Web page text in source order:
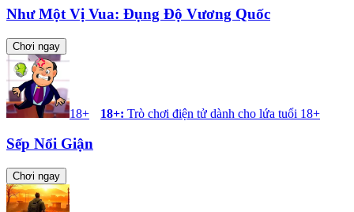
Như Một Vị Vua: Đụng Độ Vương Quốc
Chơi ngay
18+ 18+: Trò chơi điện tử dành cho lứa tuổi 18+
Sếp Nổi Giận
Chơi ngay